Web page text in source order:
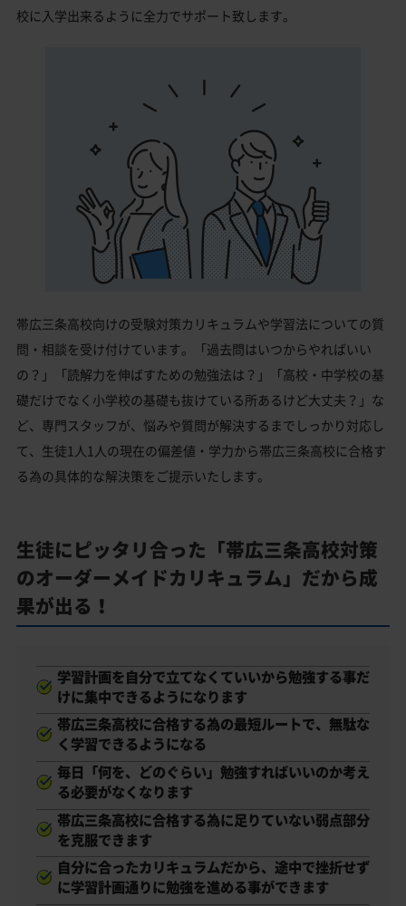
校に入学出来るように全力でサポート致します。
帯広三条高校向けの受験対策カリキュラムや学習法についての質
問・相談を受け付けています。「過去問はいつからやればいい
の？」「読解力を伸ばすための勉強法は？」「高校・中学校の基
礎だけでなく小学校の基礎も抜けている所あるけど大丈夫？」な
ど、専門スタッフが、悩みや質問が解決するまでしっかり対応し
て、生徒1人1人の現在の偏差値・学力から帯広三条高校に合格す
る為の具体的な解決策をご提示いたします。
生徒にピッタリ合った「帯広三条高校対策
のオーダーメイドカリキュラム」だから成
果が出る！
学習計画を自分で立てなくていいから勉強する事だ
けに集中できるようになります
帯広三条高校に合格する為の最短ルートで、無駄な
く学習できるようになる
毎日「何を、どのぐらい」勉強すればいいのか考え
る必要がなくなります
帯広三条高校に合格する為に足りていない弱点部分
を克服できます
自分に合ったカリキュラムだから、途中で挫折せず
に学習計画通りに勉強を進める事ができます